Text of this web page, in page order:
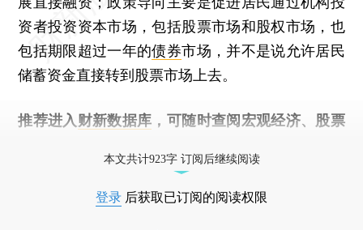
资者投资资本市场，包括股票市场和股权市场，也
包括期限超过一年的债券市场，并不是说允许居民
储蓄资金直接转到股票市场上去。
推荐进入 财新数据库 ，可随时查阅宏观经济、股票
本文共计923字 订阅后继续阅读
登录 后获取已订阅的阅读权限